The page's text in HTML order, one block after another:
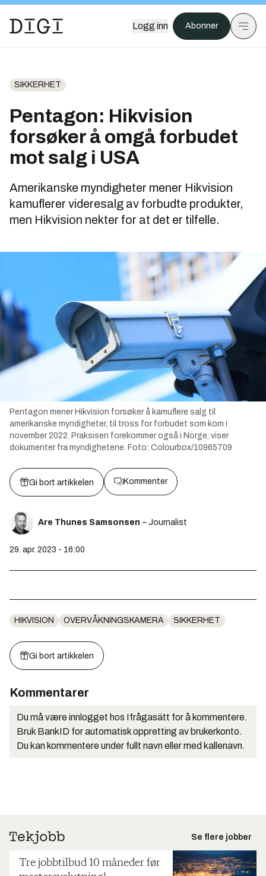
Logg inn Abonner
SIKKERHET
Pentagon: Hikvision
forsøker å omgå forbudet
mot salg i USA
Amerikanske myndigheter mener Hikvision
kamuflerer videresalg av forbudte produkter,
men Hikvision nekter for at det er tilfelle.
Pentagon mener Hikvision forsøker å kamuflere salg til
amerikanske myndigheter, til tross for forbudet som kom i
november 2022. Praksisen forekommer også i Norge, viser
dokumenter fra myndighetene. Foto: Colourbox/10965709
Gi bort artikkelen Kommenter
Are Thunes Samsonsen – Journalist
29. apr. 2023 - 16:00
HIKVISION OVERVÅKNINGSKAMERA SIKKERHET
Gi bort artikkelen
Kommentarer
Du må være innlogget hos Ifrågasätt for å kommentere.
Bruk BankID for automatisk oppretting av brukerkonto.
Du kan kommentere under fullt navn eller med kallenavn.
Se flere jobber
Tre jobbtilbud 10 måneder før